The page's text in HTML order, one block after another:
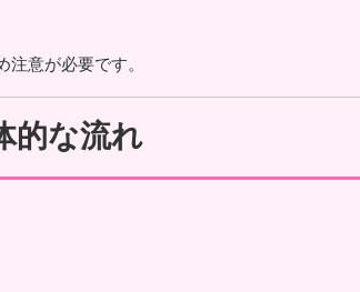
意が必要です。
的な流れ